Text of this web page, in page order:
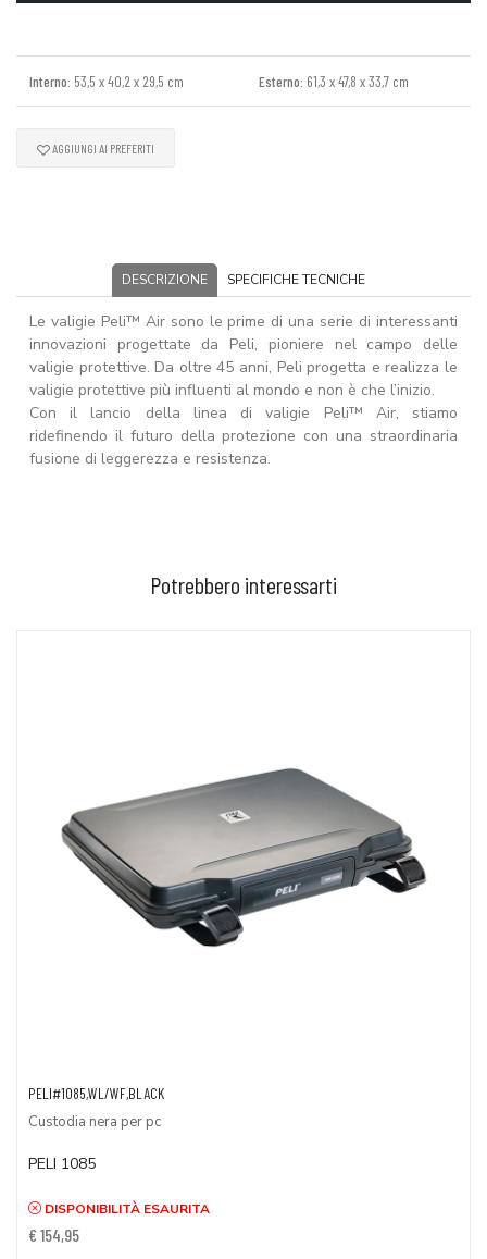
Interno: 53,5 x 40,2 x 29,5 cm Esterno: 61,3 x 47,8 x 33,7 cm
AGGIUNGI AI PREFERITI
DESCRIZIONE SPECIFICHE TECNICHE
Le valigie Peli™ Air sono le prime di una serie di interessanti
innovazioni progettate da Peli, pioniere nel campo delle
valigie protettive. Da oltre 45 anni, Peli progetta e realizza le
valigie protettive più influenti al mondo e non è che l’inizio.
Con il lancio della linea di valigie Peli™ Air, stiamo
ridefinendo il futuro della protezione con una straordinaria
fusione di leggerezza e resistenza.
Potrebbero interessarti
AGGIUNGI AL CARRELLO
PELI#1085,WL/WF,BLACK
Custodia nera per pc
PELI 1085
DISPONIBILITÀ ESAURITA
€ 154,95